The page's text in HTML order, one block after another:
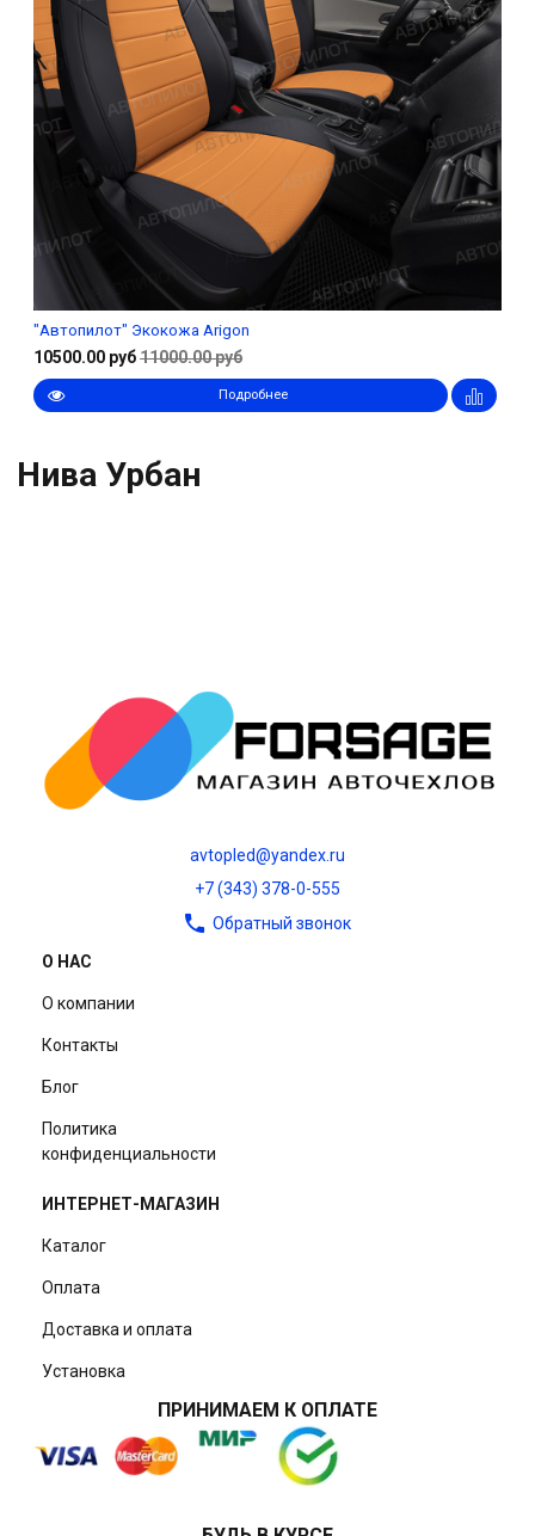
"Автопилот" Экокожа Arigon
10500.00 руб11000.00 руб
Подробнее
Нива Урбан
avtopled@yandex.ru
+7 (343) 378-0-555
Обратный звонок
О НАС
О компании
Контакты
Блог
Политика
конфиденциальности
ИНТЕРНЕТ-МАГАЗИН
Каталог
Оплата
Доставка и оплата
Установка
ПРИНИМАЕМ К ОПЛАТЕ